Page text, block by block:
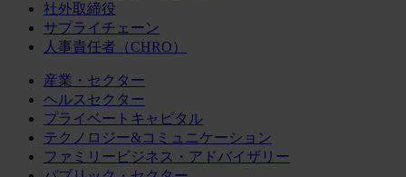
社外取締役
サプライチェーン
人事責任者（CHRO）
産業・セクター
ヘルスセクター
プライベートキャピタル
テクノロジー&コミュニケーション
ファミリービジネス・アドバイザリー